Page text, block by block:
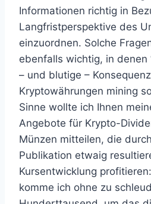
Informationen richtig in
Langfristperspektive des
einzuordnen. Solche
ebenfalls wichtig, in denen
– und blutige –
Kryptowährungen mining
Sinne wollte ich Ihnen
Angebote für Krypto-
Münzen mitteilen, die
Publikation etwaig
Kursentwicklung
komme ich ohne zu